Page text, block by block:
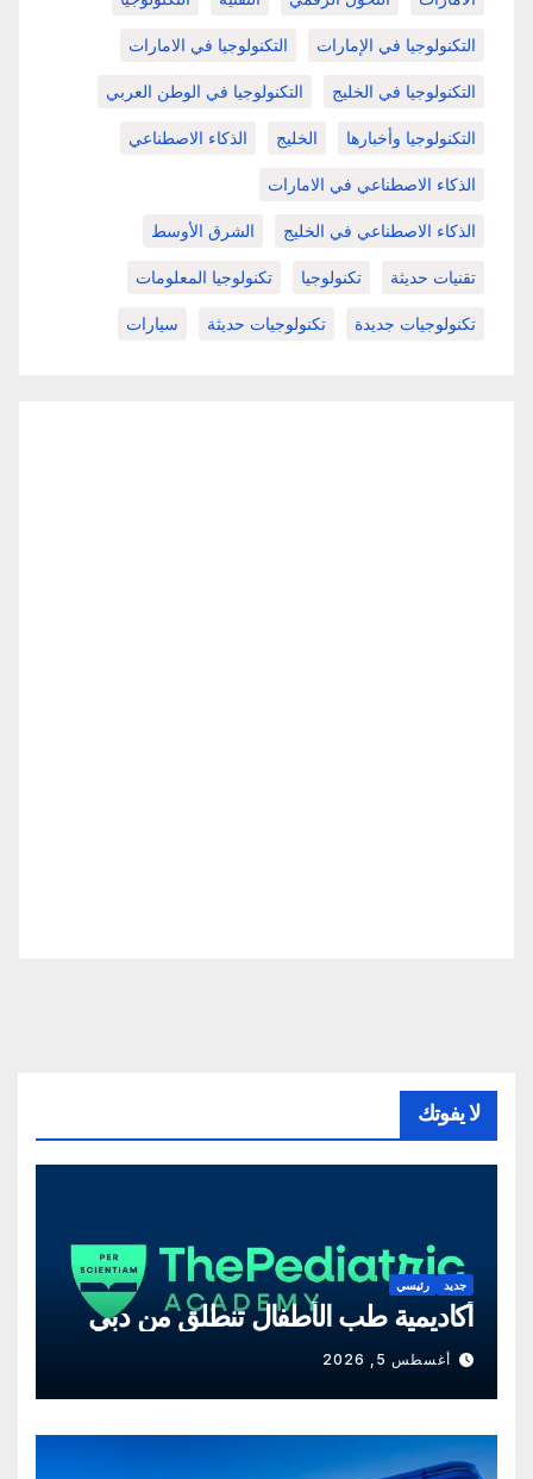
التكنولوجيا في الإمارات التكنولوجيا في الامارات
التكنولوجيا في الخليج التكنولوجيا في الوطن العربي
التكنولوجيا وأخبارها الخليج الذكاء الاصطناعي
الذكاء الاصطناعي في الامارات
الذكاء الاصطناعي في الخليج الشرق الأوسط
تقنيات حديثة تكنولوجيا تكنولوجيا المعلومات
تكنولوجيات جديدة تكنولوجيات حديثة سيارات
لا يفوتك
جديد رئيسي
أكاديمية طب الأطفال تنطلق من دبي
أغسطس 5, 2026